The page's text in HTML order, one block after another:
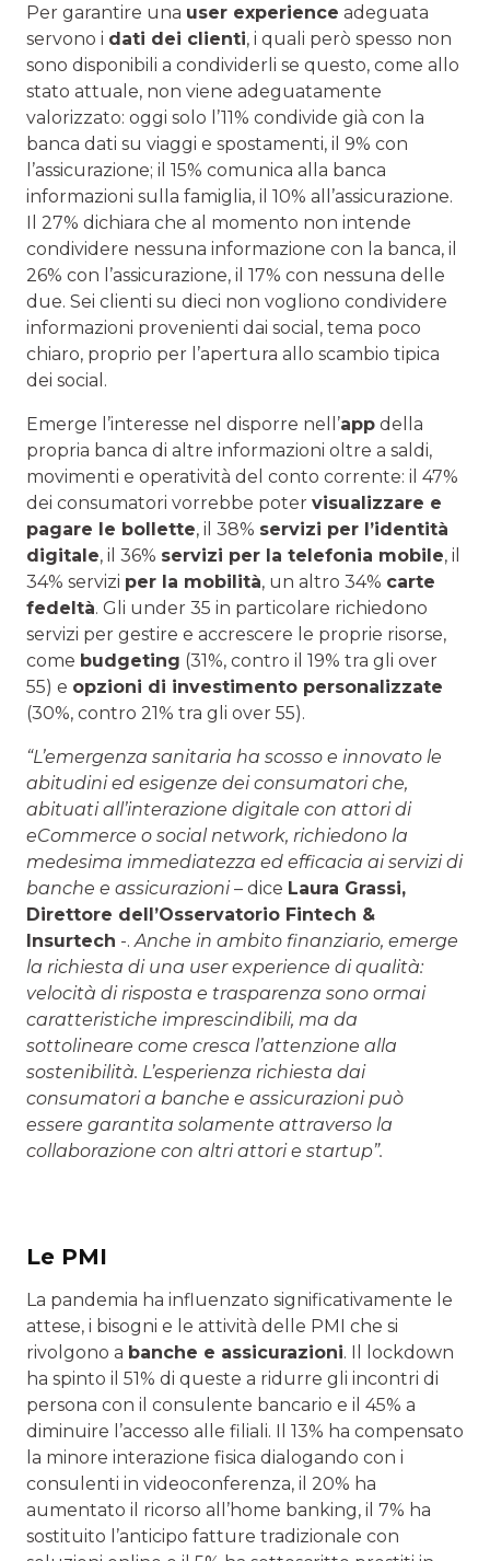
Per garantire una user experience adeguata
servono i dati dei clienti, i quali però spesso non
sono disponibili a condividerli se questo, come allo
stato attuale, non viene adeguatamente
valorizzato: oggi solo l’11% condivide già con la
banca dati su viaggi e spostamenti, il 9% con
l’assicurazione; il 15% comunica alla banca
informazioni sulla famiglia, il 10% all’assicurazione.
Il 27% dichiara che al momento non intende
condividere nessuna informazione con la banca, il
26% con l’assicurazione, il 17% con nessuna delle
due. Sei clienti su dieci non vogliono condividere
informazioni provenienti dai social, tema poco
chiaro, proprio per l’apertura allo scambio tipica
dei social.
Emerge l’interesse nel disporre nell’app della
propria banca di altre informazioni oltre a saldi,
movimenti e operatività del conto corrente: il 47%
dei consumatori vorrebbe poter visualizzare e
pagare le bollette, il 38% servizi per l’identità
digitale, il 36% servizi per la telefonia mobile, il
34% servizi per la mobilità, un altro 34% carte
fedeltà. Gli under 35 in particolare richiedono
servizi per gestire e accrescere le proprie risorse,
come budgeting (31%, contro il 19% tra gli over
55) e opzioni di investimento personalizzate
(30%, contro 21% tra gli over 55).
“L’emergenza sanitaria ha scosso e innovato le
abitudini ed esigenze dei consumatori che,
abituati all’interazione digitale con attori di
eCommerce o social network, richiedono la
medesima immediatezza ed efficacia ai servizi di
banche e assicurazioni– dice Laura Grassi,
Direttore dell’Osservatorio Fintech &
Insurtech -. Anche in ambito finanziario, emerge
la richiesta di una user experience di qualità:
velocità di risposta e trasparenza sono ormai
caratteristiche imprescindibili, ma da
sottolineare come cresca l’attenzione alla
sostenibilità. L’esperienza richiesta dai
consumatori a banche e assicurazioni può
essere garantita solamente attraverso la
collaborazione con altri attori e startup”.
Le PMI
La pandemia ha influenzato significativamente le
attese, i bisogni e le attività delle PMI che si
rivolgono a banche e assicurazioni. Il lockdown
ha spinto il 51% di queste a ridurre gli incontri di
persona con il consulente bancario e il 45% a
diminuire l’accesso alle filiali. Il 13% ha compensato
la minore interazione fisica dialogando con i
consulenti in videoconferenza, il 20% ha
aumentato il ricorso all’home banking, il 7% ha
sostituito l’anticipo fatture tradizionale con